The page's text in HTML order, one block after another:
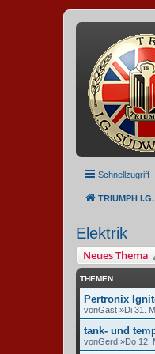
Schnellzugriff
TRIUMPH
Elektrik
Neues Thema
THEMEN
Pertronix
vonGast »Di 31.
tank- und
vonGerd »Do 12.